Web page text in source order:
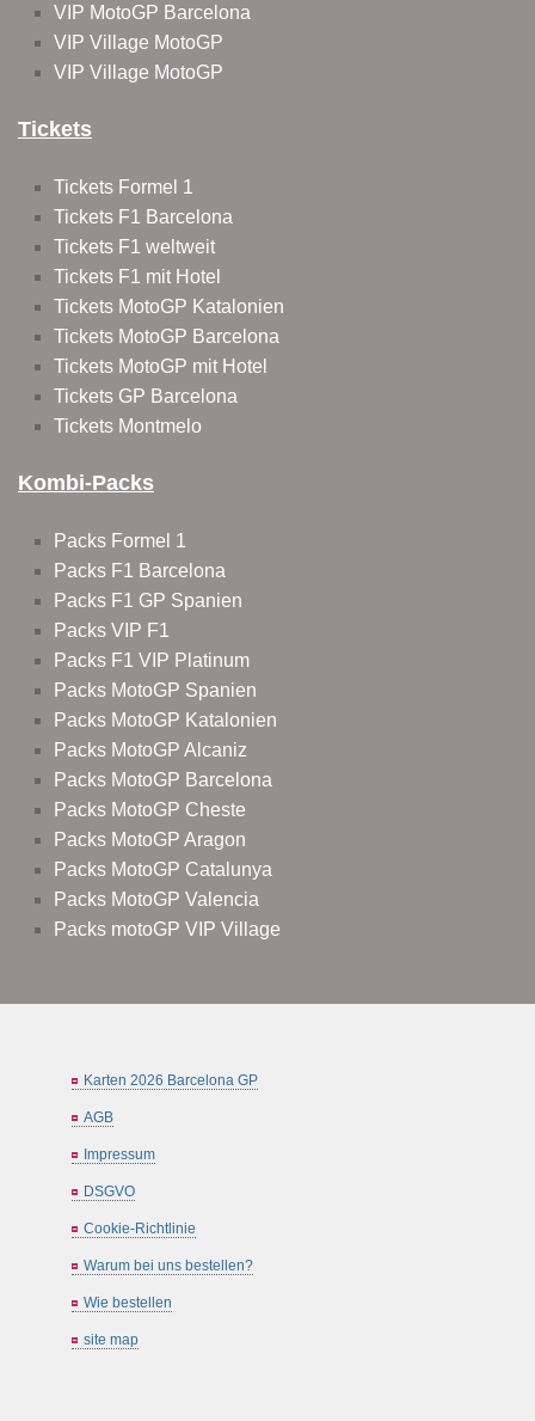
VIP MotoGP Barcelona
VIP Village MotoGP
VIP Village MotoGP
Tickets
Tickets Formel 1
Tickets F1 Barcelona
Tickets F1 weltweit
Tickets F1 mit Hotel
Tickets MotoGP Katalonien
Tickets MotoGP Barcelona
Tickets MotoGP mit Hotel
Tickets GP Barcelona
Tickets Montmelo
Kombi-Packs
Packs Formel 1
Packs F1 Barcelona
Packs F1 GP Spanien
Packs VIP F1
Packs F1 VIP Platinum
Packs MotoGP Spanien
Packs MotoGP Katalonien
Packs MotoGP Alcaniz
Packs MotoGP Barcelona
Packs MotoGP Cheste
Packs MotoGP Aragon
Packs MotoGP Catalunya
Packs MotoGP Valencia
Packs motoGP VIP Village
Karten 2026 Barcelona GP
AGB
Impressum
DSGVO
Cookie-Richtlinie
Warum bei uns bestellen?
Wie bestellen
site map